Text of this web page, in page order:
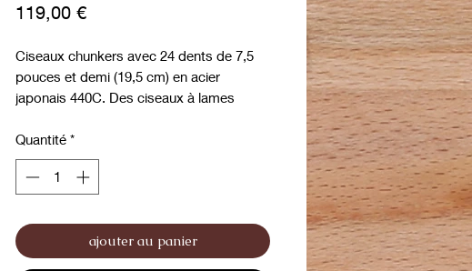
119,00 €Prix
Ciseaux chunkers avec 24 dents de 7,5
pouces et demi (19,5 cm) en acier
japonais 440C. Des ciseaux à lames
solide pour pouvoir travailler sur de
grandes densités de poils. Son manche,
court et semi-offset, avec appuie-doigt
d'ouverture des lames pour accélérer la
coupe. Des ciseaux parfaits pour les pré-
Quantité *
ajouter au panier